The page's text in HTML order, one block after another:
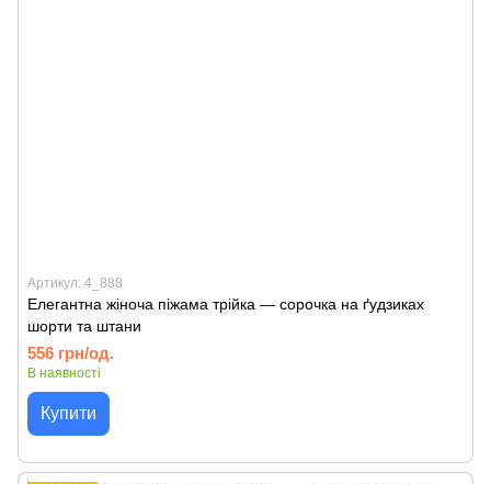
Артикул: 4_888
Елегантна жіноча піжама трійка — сорочка на ґудзиках
шорти та штани
556 грн/од.
В наявності
Купити